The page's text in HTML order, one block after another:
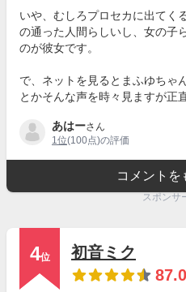
いや、むしろプロセカに出てく
の通った人間らしいし、女の子
のが彼女です。
で、ネットを見るとまふゆちゃ
とかそんな声を時々見ますが正
あはーさん
1位(100点)の評価
コメントを
スポンサ
4位
初音ミク
87.0